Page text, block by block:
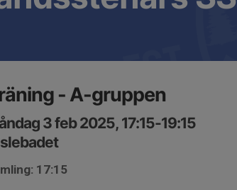
- A-gruppen
3 feb 2025, 17:15-19:15
17:15